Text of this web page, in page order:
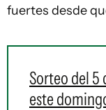
fuertes desde
Sorteo del 5
este